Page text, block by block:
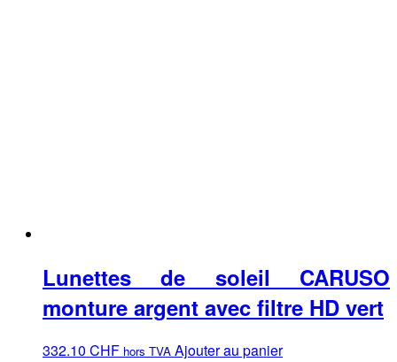
Lunettes de soleil CARUSO
monture argent avec filtre HD vert
332.10 CHF hors TVA Ajouter au panier